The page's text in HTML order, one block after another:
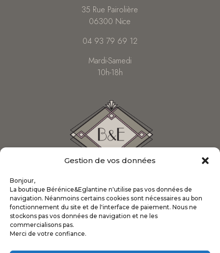
Gestion de vos données
Bonjour,
La boutique Bérénice&Eglantine n'utilise pas vos données de
navigation. Néanmoins certains cookies sont nécessaires au bon
fonctionnement du site et de l'interface de paiement. Nous ne
stockons pas vos données de navigation et ne les
commercialisons pas.
Merci de votre confiance.
35 Rue Pairolière
06300 Nice
04 93 79 69 12
Mardi-Samedi
10h-18h
INFORMATIONS